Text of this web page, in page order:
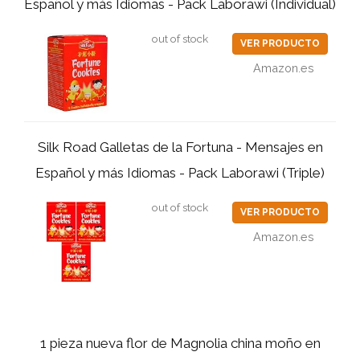
Español y más Idiomas - Pack Laborawi (Individual)
out of stock VER PRODUCTO
Amazon.es
Silk Road Galletas de la Fortuna - Mensajes en
Español y más Idiomas - Pack Laborawi (Triple)
out of stock VER PRODUCTO
Amazon.es
1 pieza nueva flor de Magnolia china moño en